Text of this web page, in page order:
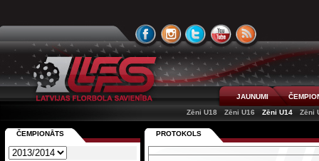
JAUNUMI
Zēni U18
Zēni U16 Zēni U14 Zēni
PROTOKOLS
ČEMPIONĀTS